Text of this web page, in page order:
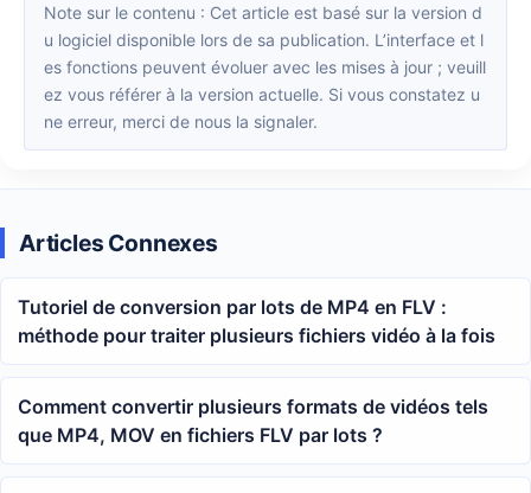
Note sur le contenu : Cet article est basé sur la version d
u logiciel disponible lors de sa publication. L’interface et l
es fonctions peuvent évoluer avec les mises à jour ; veuill
ez vous référer à la version actuelle. Si vous constatez u
ne erreur, merci de nous la signaler.
Articles Connexes
Tutoriel de conversion par lots de MP4 en FLV :
méthode pour traiter plusieurs fichiers vidéo à la fois
Comment convertir plusieurs formats de vidéos tels
que MP4, MOV en fichiers FLV par lots ?